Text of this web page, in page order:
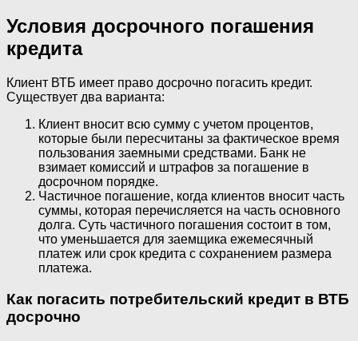
Условия досрочного погашения
кредита
Клиент ВТБ имеет право досрочно погасить кредит.
Существует два варианта:
Клиент вносит всю сумму с учетом процентов,
которые были пересчитаны за фактическое время
пользования заемными средствами. Банк не
взимает комиссий и штрафов за погашение в
досрочном порядке.
Частичное погашение, когда клиентов вносит часть
суммы, которая перечисляется на часть основного
долга. Суть частичного погашения состоит в том,
что уменьшается для заемщика ежемесячный
платеж или срок кредита с сохранением размера
платежа.
Как погасить потребительский кредит в ВТБ
досрочно